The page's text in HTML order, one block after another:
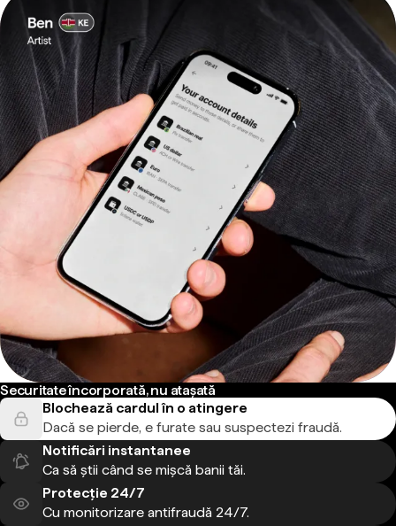
Securitate încorporată, nu atașată
Blochează cardul în o atingere
Dacă se pierde, e furate sau suspectezi fraudă.
Notificări instantanee
Ca să știi când se mișcă banii tăi.
Protecție 24/7
Cu monitorizare antifraudă 24/7.